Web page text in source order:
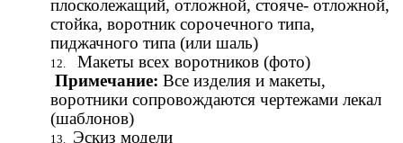
плосколежащий, отложной, стояче- отложной,
стойка, воротник сорочечного типа,
пиджачного типа (или шаль)
Макеты всех воротников (фото)
Примечание: Все изделия и макеты,
воротники сопровождаются чертежами лекал
(шаблонов)
Эскиз модели